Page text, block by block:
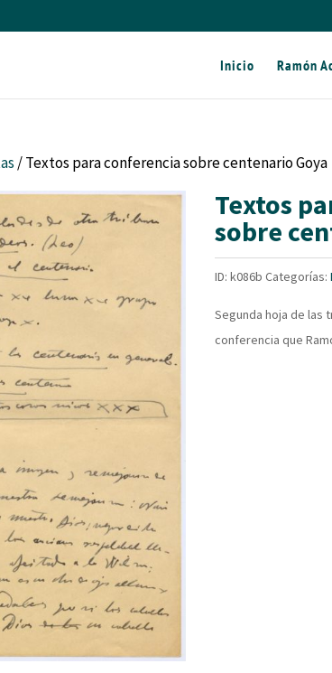
Inicio Ramón
/ Textos para conferencia sobre centenario Goya
Textos
sobre
ID:k086b Categorías:
Segunda hoja de las
conferencia que